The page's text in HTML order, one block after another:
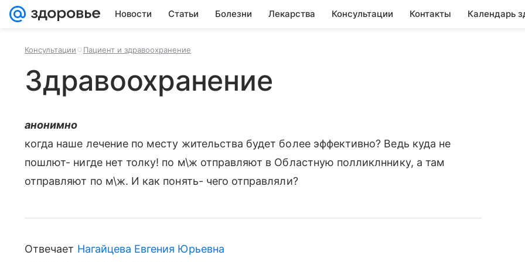
Новости Статьи Болезни Лекарства Консультации Контакты Календарь
Консультации Пациент и здравоохранение
Здравоохранение
анонимно
когда наше лечение по месту жительства будет более эффективно? Ведь куда не
пошлют- нигде нет толку! по м\ж отправляют в Областную полликлннику, а там
отправляют по м\ж. И как понять- чего отправляли?
Отвечает Нагайцева Евгения Юрьевна